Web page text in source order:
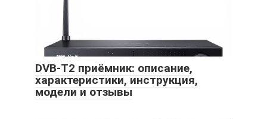
DVB-T2 приёмник: описание,
характеристики, инструкция,
модели и отзывы